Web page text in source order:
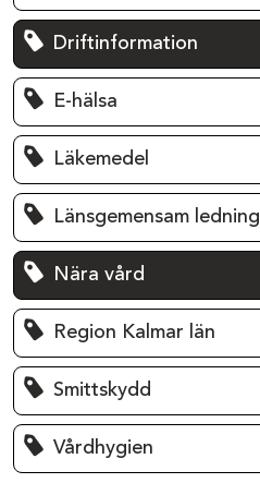
Driftinformation
E-hälsa
Läkemedel
Länsgemensam ledning
Nära vård
Region Kalmar län
Smittskydd
Vårdhygien